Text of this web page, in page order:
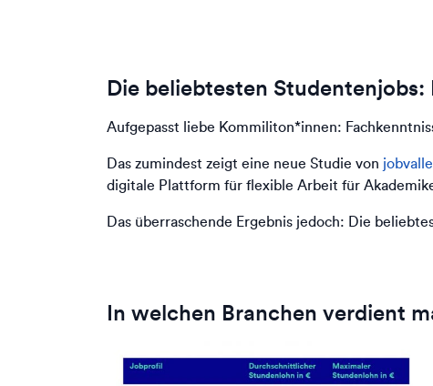
Die beliebtesten
Aufgepasst liebe Kommiliton*innen:
Das zumindest zeigt eine neue Studie von
digitale Plattform für flexible Arbeit für
Das überraschende Ergebnis jedoch: Die
In welchen Branchen verdient